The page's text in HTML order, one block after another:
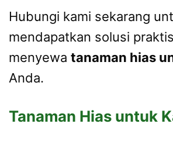
Hubungi kami sekarang
mendapatkan solusi
menyewa tanaman hias
Anda.
Tanaman Hias untuk